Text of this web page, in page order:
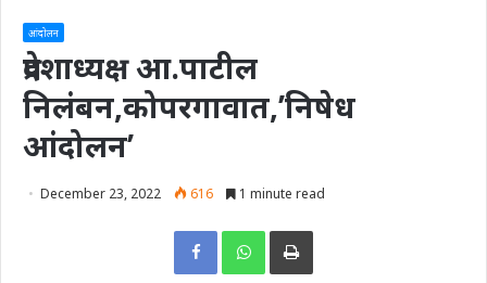
आंदोलन
प्रदेशाध्यक्ष आ.पाटील
निलंबन,कोपरगावात,’निषेध
आंदोलन’
December 23, 2022 616 1 minute read
Print